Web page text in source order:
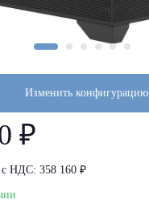
Изменить конфигурацию
₽
НДС: 358 160 ₽